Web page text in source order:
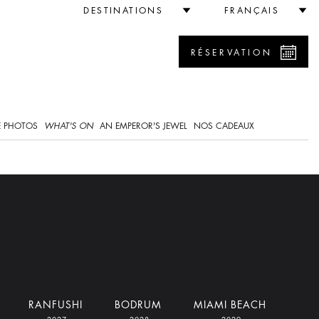
DESTINATIONS FRANÇAIS
RÉSERVATION
PHOTOS WHAT'S ON AN EMPEROR'S JEWEL NOS CADEAUX
RANFUSHI BODRUM MIAMI BEACH